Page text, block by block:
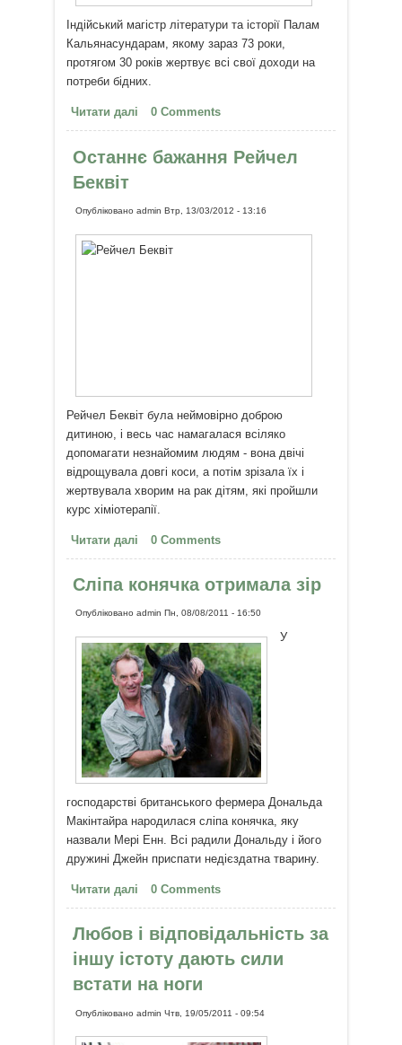
Індійський магістр літератури та історії Палам
Кальянасундарам, якому зараз 73 роки,
протягом 30 років жертвує всі свої доходи на
потреби бідних.
Читати далі про Індійський вчений 30 років
віддає всю свою зарплату
бідним
0 Comments
Останнє бажання Рейчел
Беквіт
Опублікованоadmin Втр, 13/03/2012 - 13:16
Рейчел Беквіт була неймовірно доброю
дитиною, і весь час намагалася всіляко
допомагати незнайомим людям - вона двічі
відрощувала довгі коси, а потім зрізала їх і
жертвувала хворим на рак дітям, які пройшли
курс хіміотерапії.
Читати далі про Останнє бажання Рейчел
Беквіт
0 Comments
Сліпа конячка отримала зір
Опублікованоadmin Пн, 08/08/2011 - 16:50
У
господарстві британського фермера Дональда
Макінтайра народилася сліпа конячка, яку
назвали Мері Енн. Всі радили Дональду і його
дружині Джейн приспати недієздатна тварину.
Читати далі про Сліпа конячка отримала зір
0 Comments
Любов і відповідальність за
іншу істоту дають сили
встати на ноги
Опублікованоadmin Чтв, 19/05/2011 - 09:54